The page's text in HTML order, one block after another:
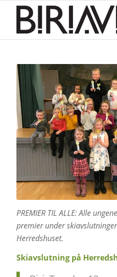
PREMIER TIL ALLE: Alle
premier under
Herredshuset.
Skiavslutning på